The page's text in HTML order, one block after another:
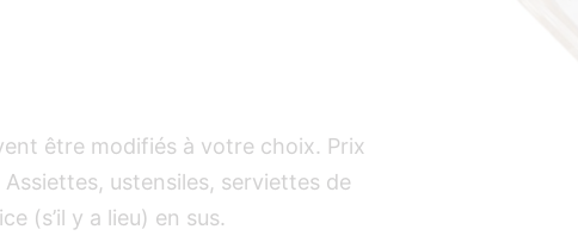
être modifiés à votre choix. Prix
ustensiles, serviettes de
(s’il y a lieu) en sus.